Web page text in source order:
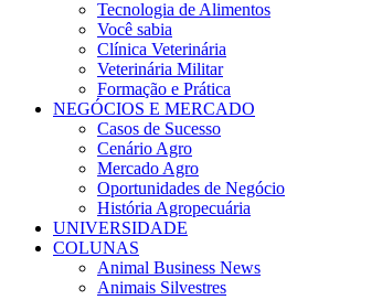
Tecnologia de Alimentos
Você sabia
Clínica Veterinária
Veterinária Militar
Formação e Prática
NEGÓCIOS E MERCADO
Casos de Sucesso
Cenário Agro
Mercado Agro
Oportunidades de Negócio
História Agropecuária
UNIVERSIDADE
COLUNAS
Animal Business News
Animais Silvestres